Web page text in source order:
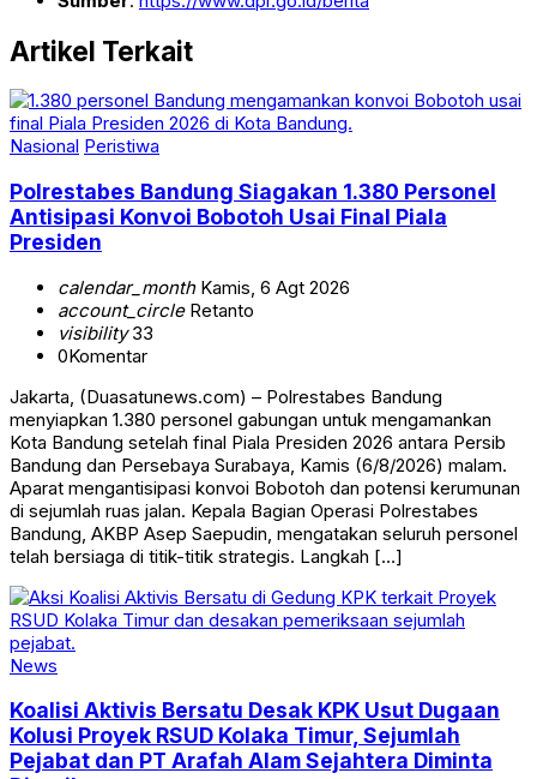
Artikel Terkait
Nasional Peristiwa
Polrestabes Bandung Siagakan 1.380 Personel
Antisipasi Konvoi Bobotoh Usai Final Piala
Presiden
calendar_monthKamis, 6 Agt 2026
account_circleRetanto
visibility33
0Komentar
Jakarta, (Duasatunews.com) – Polrestabes Bandung
menyiapkan 1.380 personel gabungan untuk mengamankan
Kota Bandung setelah final Piala Presiden 2026 antara Persib
Bandung dan Persebaya Surabaya, Kamis (6/8/2026) malam.
Aparat mengantisipasi konvoi Bobotoh dan potensi kerumunan
di sejumlah ruas jalan. Kepala Bagian Operasi Polrestabes
Bandung, AKBP Asep Saepudin, mengatakan seluruh personel
telah bersiaga di titik-titik strategis. Langkah […]
News
Koalisi Aktivis Bersatu Desak KPK Usut Dugaan
Kolusi Proyek RSUD Kolaka Timur, Sejumlah
Pejabat dan PT Arafah Alam Sejahtera Diminta